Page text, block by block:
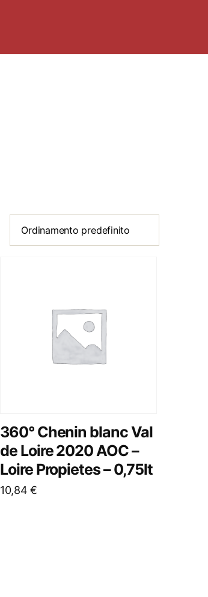
360° Chenin blanc Val
de Loire 2020 AOC –
Loire Propietes – 0,75lt
10,84€